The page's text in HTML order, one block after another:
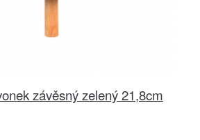
závěsný zelený 21,8cm